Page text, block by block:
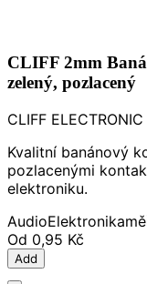
CLIFF 2mm
zelený, pozlacený
CLIFF
Kvalitní banánový
pozlacenými
elektroniku.
AudioElektronika
Od 0,95 Kč
Add